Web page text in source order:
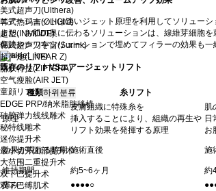
美式超声刀(Ulthera)
韩式热玛吉(OLIGIO)
超塑(INMODE)
韩式超声刀宇宙(Surink)
超声炮(LINEAR Z)
丽肤特拉(LIFTERA)
空气瘦脸(AIR JET)
童顔リフト 하위분류
EDGE PRP/纳米脂肪移植
硅胶弹力线线雕术
秘特线雕术
迷你提升术
最小切开面部提升术
大范围二重提升术
双下巴提升术
双下巴缚肌术
エアージェットは速いジェット原理を利用してソリュー
また、お肌の奥に伝わるソリューションは、線維芽細胞
傷跡やシワをソリューションで埋めてフィラーの効果も一
既存のリフトVSエアージェットリフト
種類
糸リフト
原理
皮膚組織に特殊糸を
挿入することにより、組織の再生や
リフト効果を発揮する原理
肌
日
お
効果が現れる時期 施術直後 施
維持期間 約5~6ヶ月 約
痛み
●●●●○